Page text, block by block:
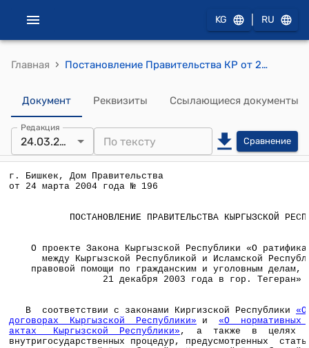
KG RU
Главная › Постановление Правительства КР от 24 марта 2004 года № 196 "О проекте Закона Кыргызской Республики "О ратификации Договора между Кыргызской Республикой и Исламской Республикой Иран о правовой помощи по гражданским и уголовным делам, подписанного 21 декабря 2003 года в гор. Тегеран"
Документ Реквизиты Ссылающиеся документы
Редакция
24.03.2004 Сравнение